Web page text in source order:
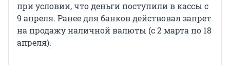
при условии, что деньги поступили в кассы с
9 апреля. Ранее для банков действовал запрет
на продажу наличной валюты (с 2 марта по 18
апреля).